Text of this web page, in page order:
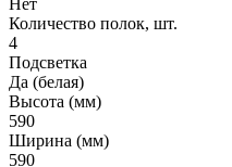
Количество полок, шт.
4
Подсветка
Да (белая)
Высота (мм)
590
Ширина (мм)
590